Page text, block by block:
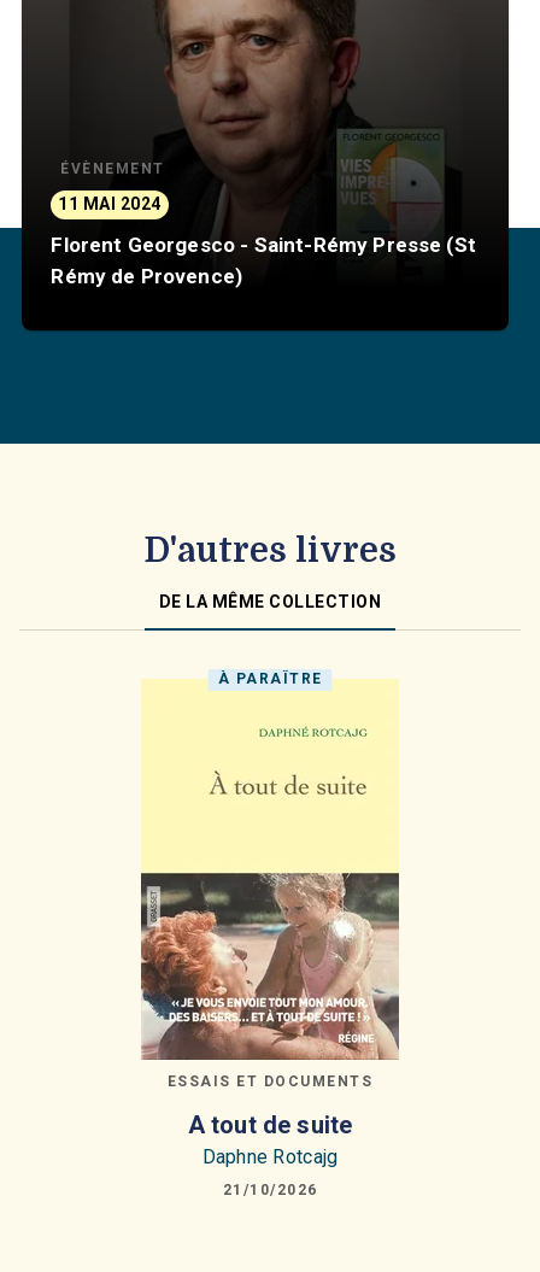
ÉVÈNEMENT
11 MAI 2024
Florent Georgesco - Saint-Rémy Presse (St
Rémy de Provence)
D'autres livres
DE LA MÊME COLLECTION
À PARAÎTRE
ESSAIS ET DOCUMENTS
A tout de suite
Daphne Rotcajg
21/10/2026